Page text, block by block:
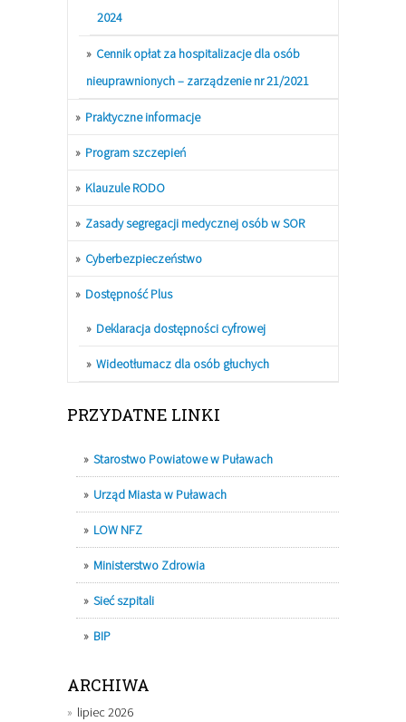
2024
Cennik opłat za hospitalizacje dla osób
nieuprawnionych – zarządzenie nr 21/2021
Praktyczne informacje
Program szczepień
Klauzule RODO
Zasady segregacji medycznej osób w SOR
Cyberbezpieczeństwo
Dostępność Plus
Deklaracja dostępności cyfrowej
Wideotłumacz dla osób głuchych
PRZYDATNE LINKI
Starostwo Powiatowe w Puławach
Urząd Miasta w Puławach
LOW NFZ
Ministerstwo Zdrowia
Sieć szpitali
BIP
ARCHIWA
lipiec 2026